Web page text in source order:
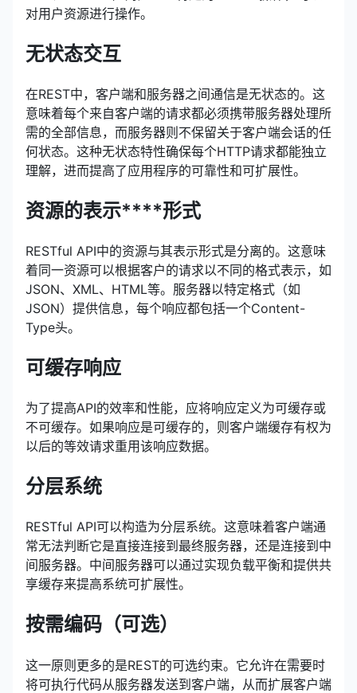
对用户资源进行操作。
无状态交互
在REST中，客户端和服务器之间通信是无状态的。这
意味着每个来自客户端的请求都必须携带服务器处理所
需的全部信息，而服务器则不保留关于客户端会话的任
何状态。这种无状态特性确保每个HTTP请求都能独立
理解，进而提高了应用程序的可靠性和可扩展性。
资源的表示****形式
RESTful API中的资源与其表示形式是分离的。这意味
着同一资源可以根据客户的请求以不同的格式表示，如
JSON、XML、HTML等。服务器以特定格式（如
JSON）提供信息，每个响应都包括一个Content-
Type头。
可缓存响应
为了提高API的效率和性能，应将响应定义为可缓存或
不可缓存。如果响应是可缓存的，则客户端缓存有权为
以后的等效请求重用该响应数据。
分层系统
RESTful API可以构造为分层系统。这意味着客户端通
常无法判断它是直接连接到最终服务器，还是连接到中
间服务器。中间服务器可以通过实现负载平衡和提供共
享缓存来提高系统可扩展性。
按需编码（可选）
这一原则更多的是REST的可选约束。它允许在需要时
将可执行代码从服务器发送到客户端，从而扩展客户端